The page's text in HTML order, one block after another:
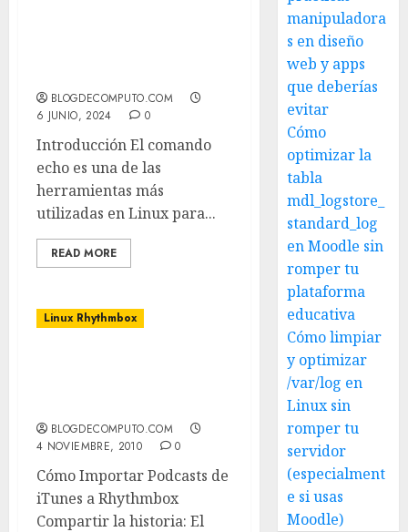
BLOGDECOMPUTO.COM
6 JUNIO, 2024
0
Introducción El comando
echo es una de las
herramientas más
utilizadas en Linux para...
READ MORE
Linux Rhythmbox
BLOGDECOMPUTO.COM
4 NOVIEMBRE, 2010
0
Cómo Importar Podcasts de
iTunes a Rhythmbox
Compartir la historia: El
manipuladora
s en diseño
web y apps
que deberías
evitar
Cómo
optimizar la
tabla
mdl_logstore_
standard_log
en Moodle sin
romper tu
plataforma
educativa
Cómo limpiar
y optimizar
/var/log en
Linux sin
romper tu
servidor
(especialment
e si usas
Moodle)